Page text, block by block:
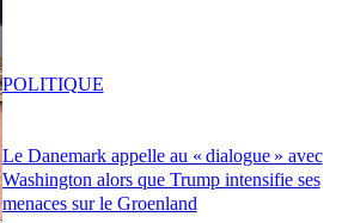
Le Danemark appelle au « dialogue » avec
Washington alors que Trump intensifie ses
menaces sur le Groenland
POLITIQUE